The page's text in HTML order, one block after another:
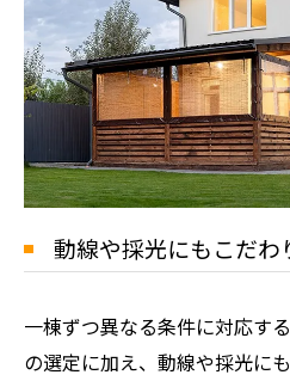
動線や採光にもこだわ
一棟ずつ異なる条件に対応す
の選定に加え、動線や採光に